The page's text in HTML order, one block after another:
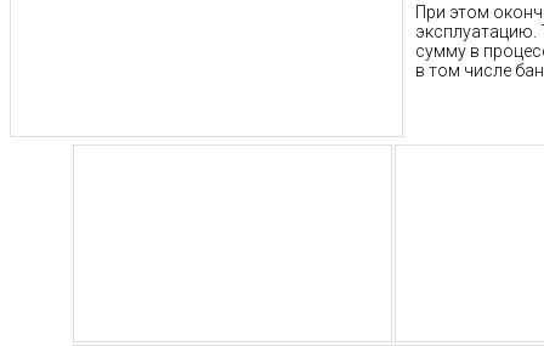
При этом
эксплуатацию.
сумму в
в том числе